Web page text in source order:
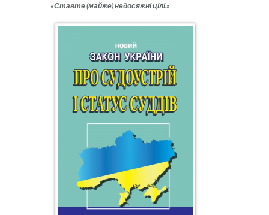
«Ставте (майже) недосяжні цілі.»